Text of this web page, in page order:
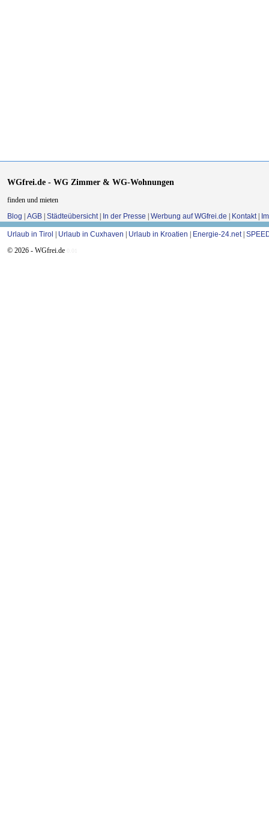
WGfrei.de - WG Zimmer & WG-Wohnungen
finden und mieten
Blog | AGB | Städteübersicht | In der Presse | Werbung auf WGfrei.de | Kontakt |
Urlaub in Tirol | Urlaub in Cuxhaven | Urlaub in Kroatien | Energie-24.net|
© 2026 - WGfrei.de